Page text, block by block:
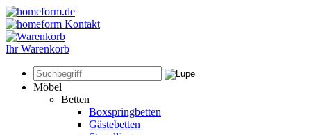
Ihr Warenkorb
Möbel
Betten
Boxspringbetten
Gästebetten